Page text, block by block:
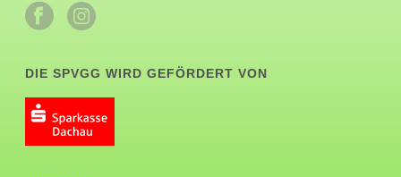
DIE SPVGG WIRD GEFÖRDERT VON